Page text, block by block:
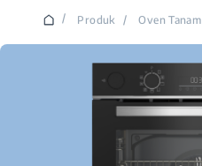
/ Produk / Oven Tanam